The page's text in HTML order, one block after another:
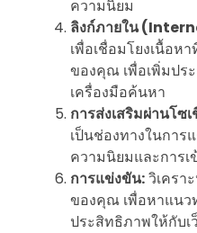
ความนิยม
ลิงก์ภายใน
เพื่อเชื่อมโยงเนื้อห
ของคุณ เพื่อเพิ่มปร
เครื่องมือค้นหา
การส่งเสริมผ่านโซ
เป็นช่องทางในการ
ความนิยมและการเ
การแข่งขัน:วิเครา
ของคุณ เพื่อหาแนว
ประสิทธิภาพให้กับ